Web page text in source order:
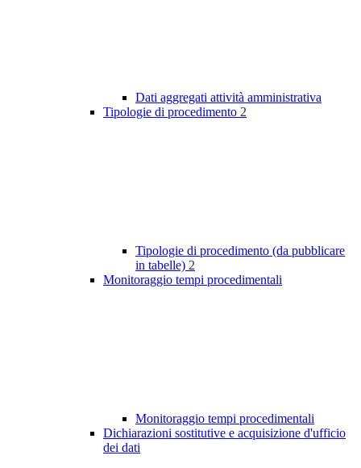
Dati aggregati attività amministrativa
Tipologie di procedimento 2
Tipologie di procedimento (da pubblicare
in tabelle) 2
Monitoraggio tempi procedimentali
Monitoraggio tempi procedimentali
Dichiarazioni sostitutive e acquisizione d'ufficio
dei dati